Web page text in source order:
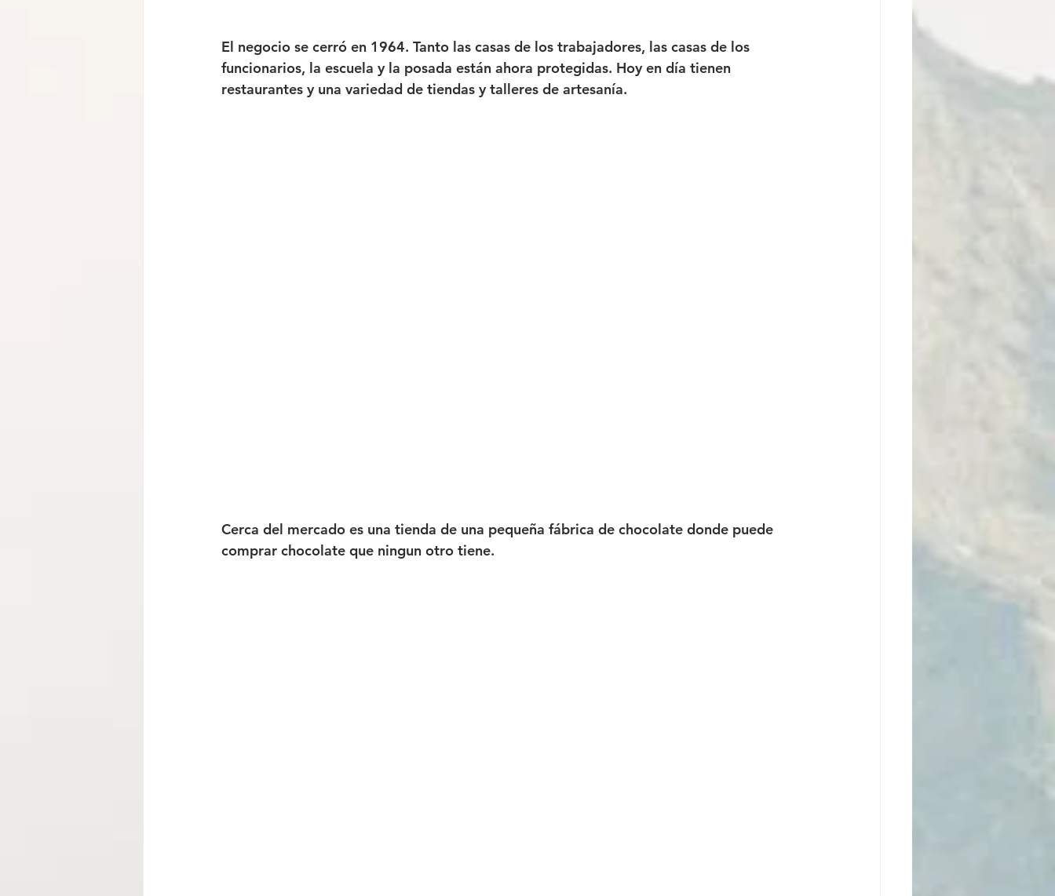
El negocio se cerró en 1964. Tanto las casas de los trabajadores, las casas de los
funcionarios, la escuela y la posada están ahora protegidas. Hoy en día tienen
restaurantes y una variedad de tiendas y talleres de artesanía.
Cerca del mercado es una tienda de una pequeña fábrica de chocolate donde puede
comprar chocolate que ningun otro tiene.